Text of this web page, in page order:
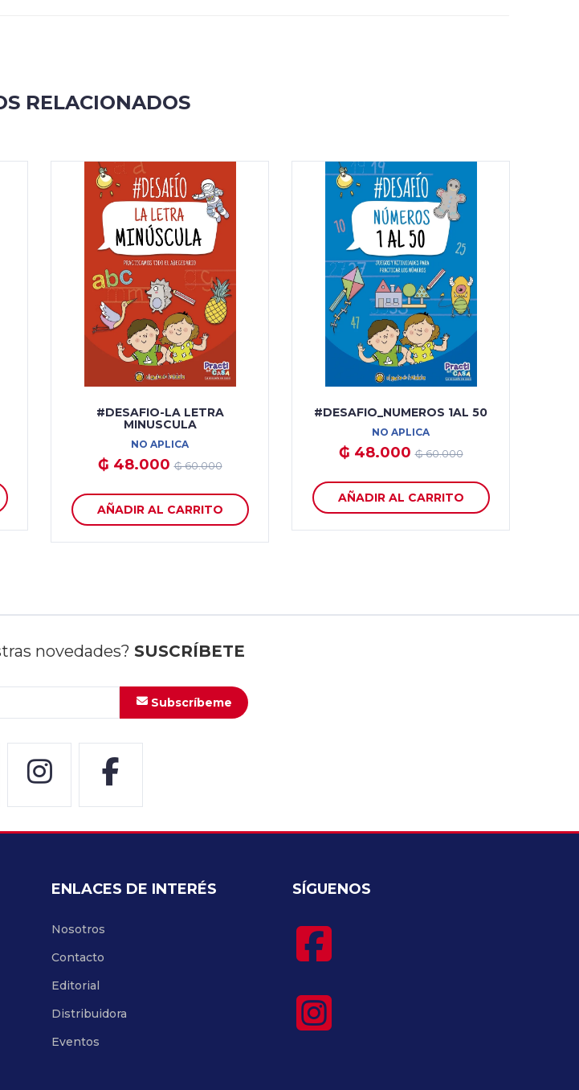
RELACIONADOS
#DESAFIO-LA LETRA
MINUSCULA
NO APLICA
₲ 48.000₲ 60.000
AÑADIR AL CARRITO
#DESAFIO_NUMEROS 1AL 50
NO APLICA
₲ 48.000₲ 60.000
AÑADIR AL CARRITO
novedades? SUSCRÍBETE
Subscríbeme
ENLACES DE INTERÉS
Nosotros
Contacto
Editorial
Distribuidora
Eventos
SÍGUENOS